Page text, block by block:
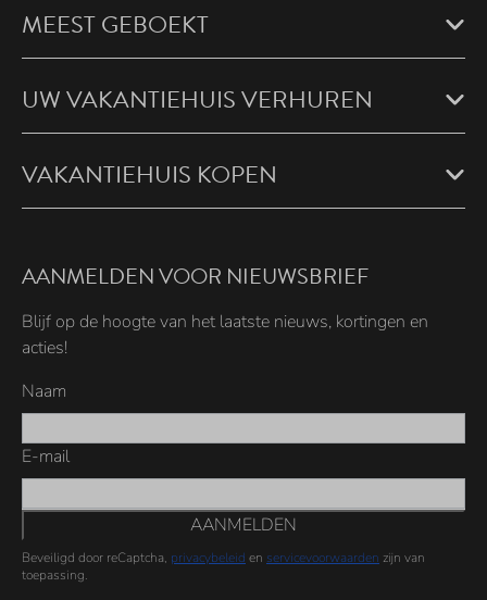
MEEST GEBOEKT
UW VAKANTIEHUIS VERHUREN
VAKANTIEHUIS KOPEN
AANMELDEN VOOR NIEUWSBRIEF
Blijf op de hoogte van het laatste nieuws, kortingen en
acties!
Naam
E-mail
AANMELDEN
Beveiligd door reCaptcha, privacybeleid en servicevoorwaarden zijn van
toepassing.